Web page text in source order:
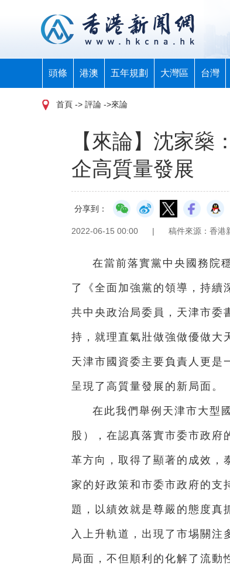
頭條 港澳 五年規劃 大灣區 台灣
首頁 -> 評論 ->來論
【來論】沈家燊
企高質量發展
分享到：
2022-06-15 00:00 | 稿件來源：香港
在當前落實黨中央國務院
了《全面加強黨的領導，持續
共中央政治局委員，天津市委
持，就理直氣壯做強做優做大
天津市國資委主要負責人更是
呈現了高質量發展的新局面。
在此我們舉例天津市大型
股），在認真落實市委市政府
革方向，取得了顯著的成效，
家的好政策和市委市政府的支
題，以績效就是尊嚴的態度真
入上升軌道，出現了市埸關注
局面，不但順利的化解了流動